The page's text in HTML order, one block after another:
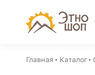
Главная Каталог